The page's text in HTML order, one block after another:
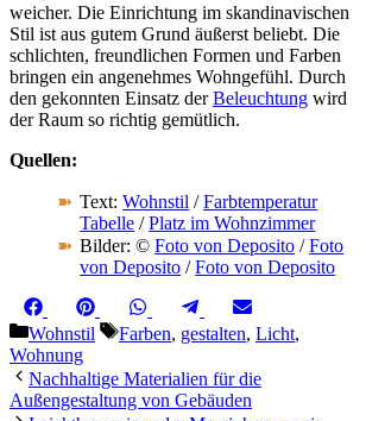
weicher. Die Einrichtung im skandinavischen
Stil ist aus gutem Grund äußerst beliebt. Die
schlichten, freundlichen Formen und Farben
bringen ein angenehmes Wohngefühl. Durch
den gekonnten Einsatz derBeleuchtung wird
der Raum so richtig gemütlich.
Quellen:
Text:Wohnstil /Farbtemperatur
Tabelle /Platz im Wohnzimmer
Bilder: ©Foto von Deposito /Foto
von Deposito /Foto von Deposito
Share
on
FacebookShare
on
Pinterest Share
on
WhatsAppShare
on
TelegramShare
on
Kategorien
Wohnstil Schlagwörter
Farben, gestalten, Licht,
Wohnung
Nachhaltige Materialien für die
Außengestaltung von Gebäuden